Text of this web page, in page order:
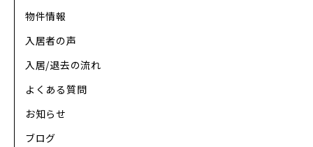
物件情報
入居者の声
入居/退去の流れ
よくある質問
お知らせ
ブログ